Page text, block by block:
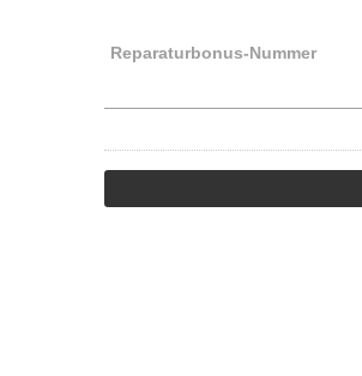
Reparaturbonus-Nummer